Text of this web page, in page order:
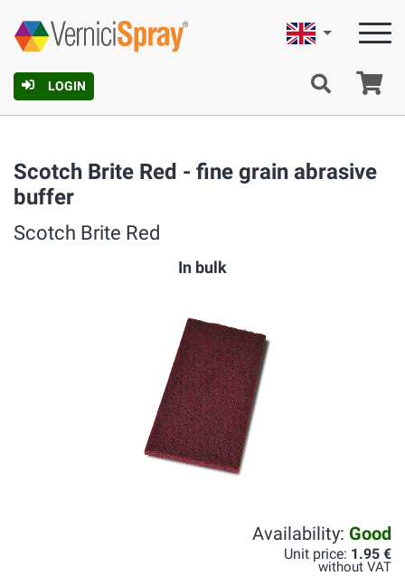
LOGIN
English
Scotch Brite Red - fine grain abrasive
buffer
Scotch Brite Red
In bulk
Availability: Good
Unit price: 1.95 €
without VAT